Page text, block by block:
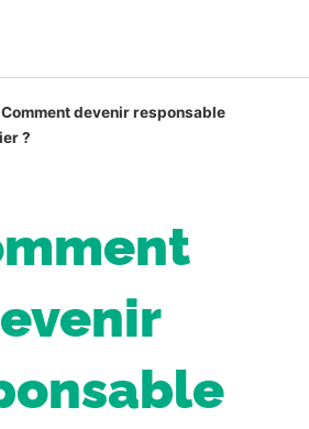
Comment devenir responsable
?